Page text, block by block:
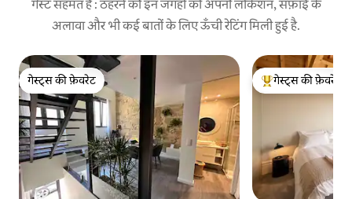
गेस्ट सहमत हैं : ठहरने की इन जगहों को अपनी लोकेशन, सफ़ाई के
अलावा और भी कई बातों के लिए ऊँची रेटिंग मिली हुई है.
गेस्ट्स की फ़ेवरेट
गेस्ट्स की फ़ेवरेट
गेस्ट्स का टॉप फ़ेवरेट
गेस्ट्स की फ़ेवरेट